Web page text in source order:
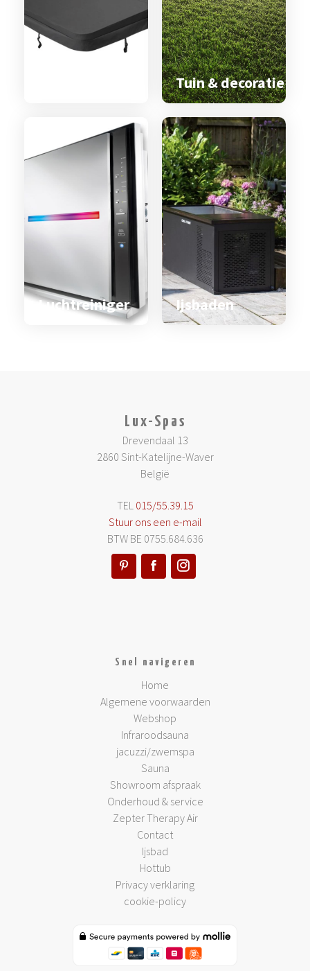
Spa & zwemspa
Tuin & decoratie
Luchtreiniger Ijsbaden
Lux-Spas
Drevendaal 13
2860 Sint-Katelijne-Waver
België
TEL 015/55.39.15
Stuur ons een e-mail
BTW BE 0755.684.636
Snel navigeren
Home
Algemene voorwaarden
Webshop
Infraroodsauna
jacuzzi/zwemspa
Sauna
Showroom afspraak
Onderhoud & service
Zepter Therapy Air
Contact
Ijsbad
Hottub
Privacy verklaring
cookie-policy